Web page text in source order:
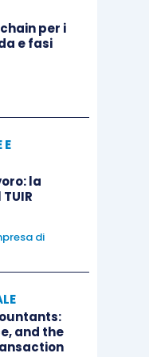
per i
e fasi
E
la
di
and the